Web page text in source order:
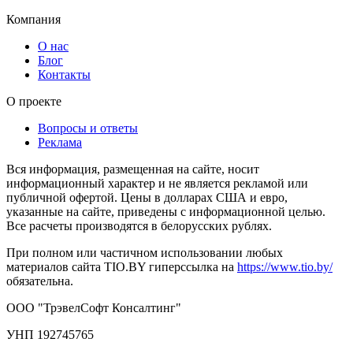
Компания
О нас
Блог
Контакты
О проекте
Вопросы и ответы
Реклама
Вся информация, размещенная на сайте, носит
информационный характер и не является рекламой или
публичной офертой. Цены в долларах США и евро,
указанные на сайте, приведены с информационной целью.
Все расчеты производятся в белорусских рублях.
При полном или частичном использовании любых
материалов сайта TIO.BY гиперссылка на https://www.tio.by/
обязательна.
ООО "ТрэвелСофт Консалтинг"
УНП 192745765